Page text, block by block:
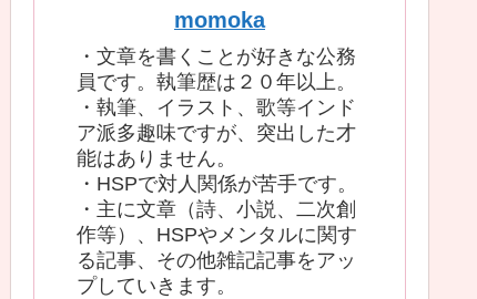
momoka
・文章を書くことが好きな公務
員です。執筆歴は２０年以上。
・執筆、イラスト、歌等インド
ア派多趣味ですが、突出した才
能はありません。
・HSPで対人関係が苦手です。
・主に文章（詩、小説、二次創
作等）、HSPやメンタルに関す
る記事、その他雑記記事をアッ
プしていきます。